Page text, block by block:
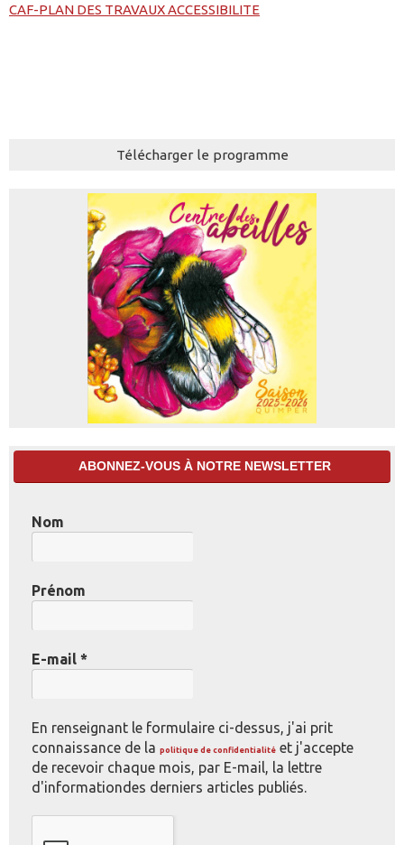
CAF-PLAN DES TRAVAUX ACCESSIBILITE
Télécharger le programme
ABONNEZ-VOUS À NOTRE NEWSLETTER
Nom
Prénom
E-mail *
En renseignant le formulaire ci-dessus, j'ai prit
connaissance de la politique de confidentialité et j'accepte
de recevoir chaque mois, par E-mail, la lettre
d'informationdes derniers articles publiés.